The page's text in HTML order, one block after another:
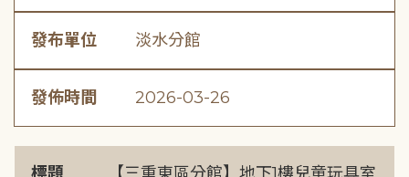
發布單位 淡水分館
發佈時間 2026-03-26